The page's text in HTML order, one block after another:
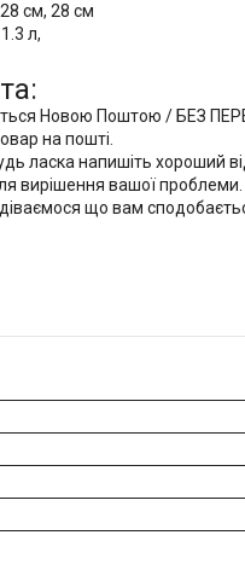
см, 28 см
л,
Новою Поштою / БЕЗ
на пошті.
ласка напишіть хороший
вирішення вашої проблеми.
що вам